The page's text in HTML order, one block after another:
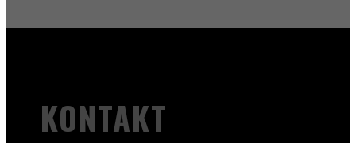
KONTAKT